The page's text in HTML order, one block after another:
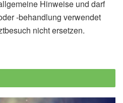
Hinweise und darf
-behandlung verwendet
nicht ersetzen.